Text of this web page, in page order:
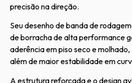
precisão na direção.
Seu desenho de banda de
de borracha de alta performance
aderência em piso seco e molhado,
além de maior estabilidade em
A estrutura reforçada e o design